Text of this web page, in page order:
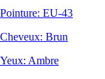
Pointure: EU-43
Cheveux: Brun
Yeux: Ambre